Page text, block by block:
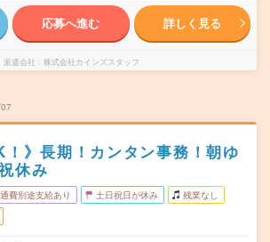
応募へ進む 詳しく見る
派遣会社 株式会社カインズスタッフ
！》長期！カンタン事務！朝ゆ
休み
費別途支給あり 土日祝日が休み 残業なし